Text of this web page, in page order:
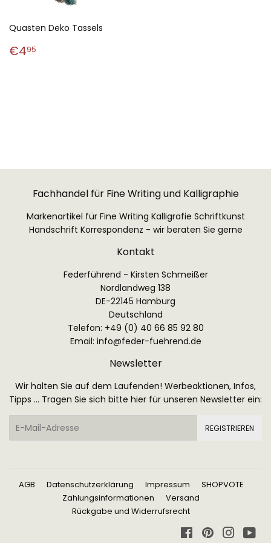
Quasten Deko Tassels
Normaler
€495
Fachhandel für Fine Writing und Kalligraphie
Markenartikel für Fine Writing Kalligrafie Schriftkunst
Handschrift Korrespondenz - wir beraten Sie gerne
Kontakt
Federführend - Kirsten Schmeißer
Nordlandweg 138
DE-22145 Hamburg
Deutschland
Telefon: +49 (0) 40 66 85 92 80
Email: info@feder-fuehrend.de
Newsletter
Wir halten Sie auf dem Laufenden! Werbeaktionen, Infos,
Tipps ... Tragen Sie sich bitte hier für unseren Newsletter ein:
E-
REGISTRIEREN
AGB Datenschutzerklärung Impressum
SHOPVOTE
Zahlungsinformationen
Versand
Rückgabe und Widerrufsrecht
FacebookPinterest